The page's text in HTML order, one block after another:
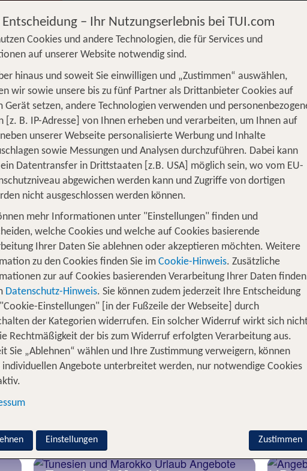
entdecken
Flug Ferienhaus Mietwagen Kreuzfahrten
Camper Privattransfer Zusatzleistungen
Von wo?
Beliebig
Wer reist mit?
2 Erwachsene Filter
mit bis zu 30 % Frühbucherrabatt
im Schnee - mit TUI buchst du deinen Winterurlaub mit bis
bist du flexibel und kannst gebührenfrei umbuchen oder
Mallorca
Entscheidung – Ihr Nutzungserlebnis bei TUI.com
Cookies und andere Technologien, die für Services und
auf unserer Website notwendig sind.
hinaus und soweit Sie einwilligen und „Zustimmen“ auswählen,
wir sowie unsere bis zu fünf Partner als Drittanbieter Cookies auf
Gerät setzen, andere Technologien verwenden und
[z. B. IP-Adresse] von Ihnen erheben und verarbeiten, um Ihnen auf
unserer Webseite personalisierte Werbung und Inhalte
sowie Messungen und Analysen durchzuführen. Dabei kann
Datentransfer in Drittstaaten [z.B. USA] möglich sein, wo vom EU-
abgewichen werden kann und Zugriffe von dortigen
nicht ausgeschlossen werden können.
mehr Informationen unter "Einstellungen" finden und
welche Cookies und welche auf Cookies basierende
Ihrer Daten Sie ablehnen oder akzeptieren möchten. Weitere
zu den Cookies finden Sie im Cookie-Hinweis. Zusätzliche
zur auf Cookies basierenden Verarbeitung Ihrer Daten finden
Datenschutz-Hinweis. Sie können zudem jederzeit Ihre Entscheidung
Einstellungen" [in der Fußzeile der Webseite] durch
der Kategorien widerrufen. Ein solcher Widerruf wirkt sich
Rechtmäßigkeit der bis zum Widerruf erfolgten Verarbeitung aus.
Sie „Ablehnen“ wählen und Ihre Zustimmung verweigern, können
individuellen Angebote unterbreitet werden, nur notwendige Cookies
Zustimmen
Einstellungen